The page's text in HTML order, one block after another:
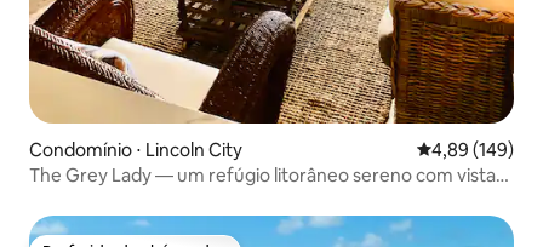
Condomínio ⋅ Lincoln City 4,89 de uma
4,89 (149)
The Grey Lady — um refúgio litorâneo sereno com vista